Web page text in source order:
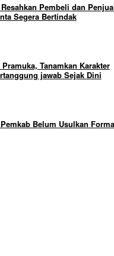
Pembeli dan
Segera Bertindak
Tanamkan Karakter
jawab Sejak Dini
Belum Usulkan